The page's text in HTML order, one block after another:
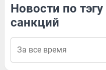
Новости по
санкций